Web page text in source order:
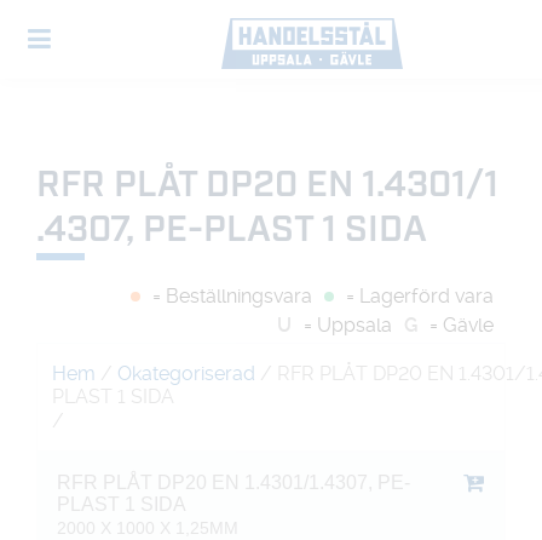
RFR PLÅT DP20 EN 1.4301/1
.4307, PE-PLAST 1 SIDA
= Beställningsvara
= Lagerförd vara
U
= Uppsala G = Gävle
Hem / Okategoriserad / RFR PLÅT DP20 EN 1.4301/
PLAST 1 SIDA
/
RFR PLÅT DP20 EN 1.4301/1.4307, PE-
PLAST 1 SIDA
2000 X 1000 X 1,25MM